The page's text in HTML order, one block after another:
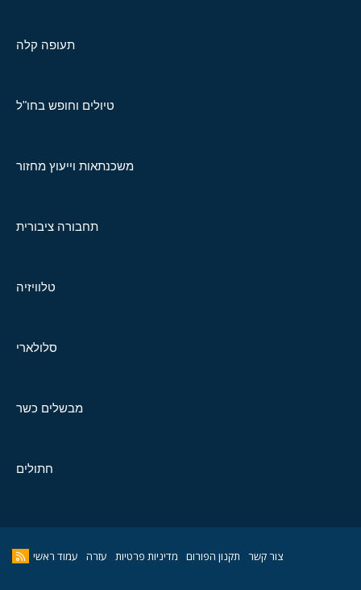
תעופה קלה
טיולים וחופש בחו"ל
משכנתאות וייעוץ מחזור
תחבורה ציבורית
טלוויזיה
סלולארי
מבשלים כשר
חתולים
צור קשר תקנון הפורום מדיניות פרטיות עזרה עמוד ראשי